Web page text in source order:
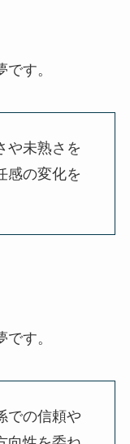
す。
や未熟さを
感の変化を
す。
での信頼や